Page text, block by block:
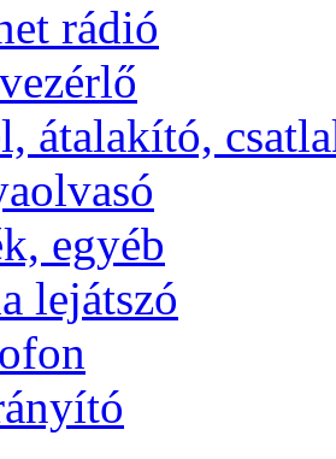
rádió
átalakító,
egyéb
lejátszó